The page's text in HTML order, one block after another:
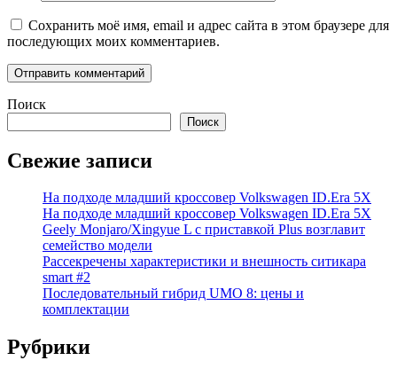
Сохранить моё имя, email и адрес сайта в этом браузере для
последующих моих комментариев.
Поиск
Поиск
Свежие записи
На подходе младший кроссовер Volkswagen ID.Era 5X
На подходе младший кроссовер Volkswagen ID.Era 5X
Geely Monjaro/Xingyue L с приставкой Plus возглавит
семейство модели
Рассекречены характеристики и внешность ситикара
smart #2
Последовательный гибрид UMO 8: цены и
комплектации
Рубрики